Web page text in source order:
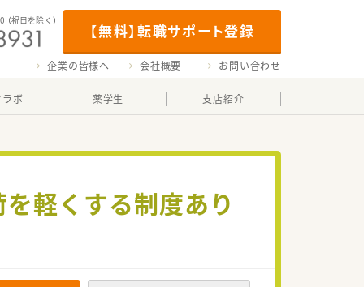
【無料】転職サポート登録
（祝日を除く）
企業の皆様へ 会社概要 お問い合わせ
ボ 薬学生 支店紹介
軽くする制度あり